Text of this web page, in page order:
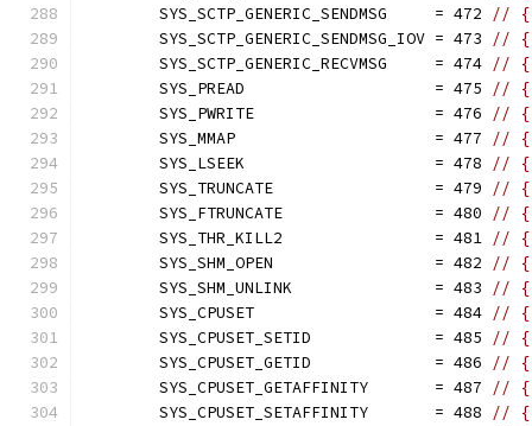
	SYS_SCTP_GENERIC_SENDMSG     = 472
// {
	SYS_SCTP_GENERIC_SENDMSG_IOV = 473
// {
	SYS_SCTP_GENERIC_RECVMSG     = 474
// {
	SYS_PREAD                    = 475
// {
	SYS_PWRITE                   = 476
// {
	SYS_MMAP                     = 477
// {
	SYS_LSEEK                    = 478
// {
	SYS_TRUNCATE                 = 479
// {
	SYS_FTRUNCATE                = 480
// {
	SYS_THR_KILL2                = 481
// {
	SYS_SHM_OPEN                 = 482
// {
	SYS_SHM_UNLINK               = 483
// {
	SYS_CPUSET                   = 484
// {
	SYS_CPUSET_SETID             = 485
// {
	SYS_CPUSET_GETID             = 486
// {
	SYS_CPUSET_GETAFFINITY       = 487
// {
	SYS_CPUSET_SETAFFINITY       = 488
// {